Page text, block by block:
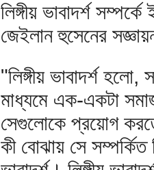
লিঙ্গীয় ভাবাদর্শ
জেইলান হুসেনের
"লিঙ্গীয় ভাবাদর্শ
মাধ্যমে এক-একটা
সেগুলোকে প্রয়োগ
কী বোঝায় সে সম্পর্কিত